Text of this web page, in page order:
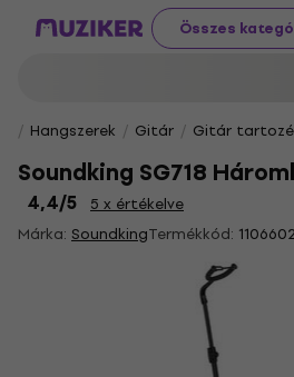
Összes
Hangszerek Gitár Gitár
Soundking SG718
4,4/5
5 x értékelve
Márka: SoundkingTermékkód: 1106602